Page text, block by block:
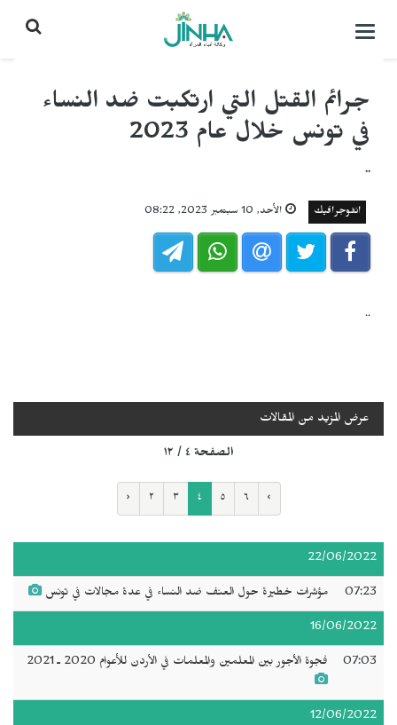
التحكم
جرائم القتل التي ارتكبت ضد النساء
في تونس خلال عام 2023
..
انفوجرافيك الأحد, 10 سبتمبر 2023, 08:22
..
عرض المزيد من المقالات
الصفحة ٤ / ١٢
‹ ٢ ٣ ٤ ٥ ٦ ›
22/06/2022
07:23 مؤشرات خطيرة حول العنف ضد النساء في عدة مجالات في تونس
16/06/2022
07:03 فجوة الأجور بين المعلمين والمعلمات في الأردن للأعوام 2020 ـ 2021
12/06/2022